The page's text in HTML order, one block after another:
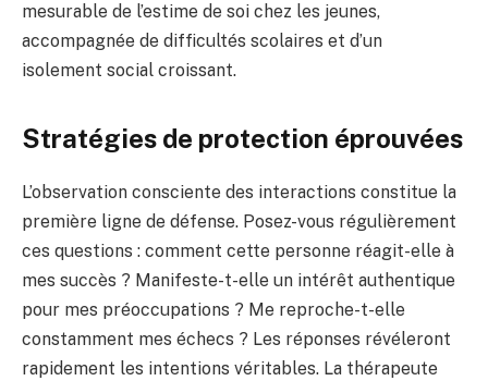
mesurable de l’estime de soi chez les jeunes,
accompagnée de difficultés scolaires et d’un
isolement social croissant.
Stratégies de protection éprouvées
L’observation consciente des interactions constitue la
première ligne de défense. Posez-vous régulièrement
ces questions : comment cette personne réagit-elle à
mes succès ? Manifeste-t-elle un intérêt authentique
pour mes préoccupations ? Me reproche-t-elle
constamment mes échecs ? Les réponses révéleront
rapidement les intentions véritables. La thérapeute